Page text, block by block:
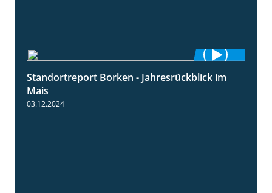
4:26
Standortreport Borken - Jahresrückblick im
Mais
03.12.2024